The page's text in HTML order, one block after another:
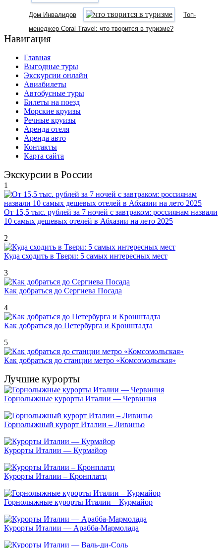
Дом Инвалидов
Топ-
менеджер Coral Travel: что творится в туризме?
Навигация
Главная
Выгодные туры
Экскурсии онлайн
Авиабилеты
Автобусные туры
Билеты на поезд
Морские круизы
Речные круизы
Аренда отеля
Аренда авто
Контакты
Карта сайта
Экскурсии в России
1
От 15,5 тыс. рублей за 7 ночей с завтраком: россиянам назвали
10 самых дешевых отелей в Абхазии на лето 2025
2
Куда сходить в Твери: 5 самых интересных мест
3
Как добраться до Сергиева Посада
4
Как добраться до Петербурга и Кронштадта
5
Как добраться до станции метро «Комсомольская»
Лучшие курорты
Горнолыжные курорты Италии — Червиния
Горнолыжный курорт Италии – Ливиньо
Курорты Италии — Курмайор
Курорты Италии – Кронплатц
Горнолыжные курорты Италии – Курмайор
Курорты Италии — Арабба-Мармолада